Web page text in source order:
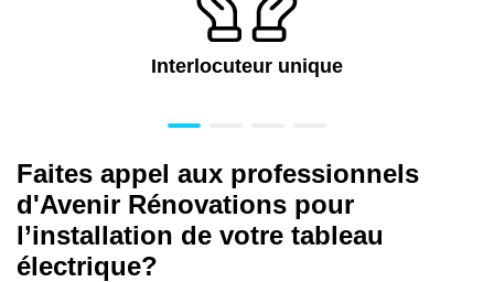
Interlocuteur unique
Faites appel aux professionnels
d'Avenir Rénovations pour
l’installation de votre tableau
électrique?